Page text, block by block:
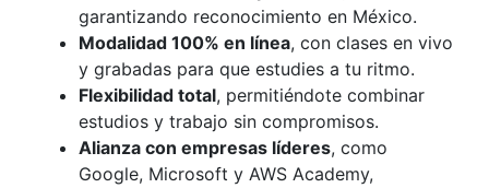
garantizando reconocimiento en México.
Modalidad 100% en línea, con clases en vivo
y grabadas para que estudies a tu ritmo.
Flexibilidad total, permitiéndote combinar
estudios y trabajo sin compromisos.
Alianza con empresas líderes, como
Google, Microsoft y AWS Academy,